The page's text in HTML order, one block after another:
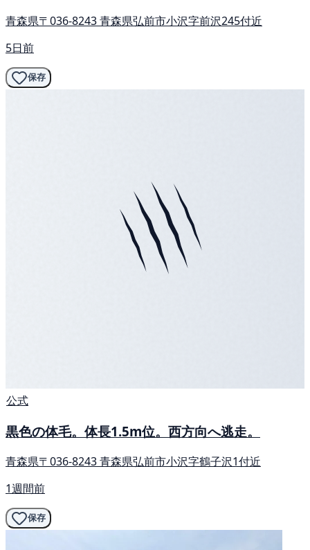
青森県〒036-8243 青森県弘前市小沢字前沢245付近
5日前
保存
公式
黒色の体毛。体長1.5m位。西方向へ逃走。
青森県〒036-8243 青森県弘前市小沢字鶴子沢1付近
1週間前
保存